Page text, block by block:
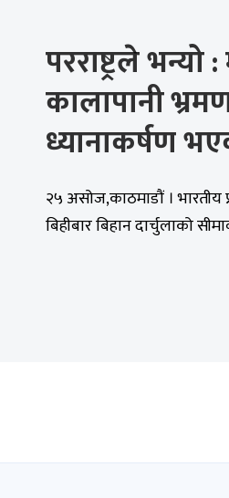
परराष्ट्रले भन्यो
कालापानी
ध्यानाकर्षण
२५ असोज,काठमाडौं । भारतीय
बिहीबार बिहान दार्चुलाको